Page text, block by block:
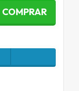
COMPRAR